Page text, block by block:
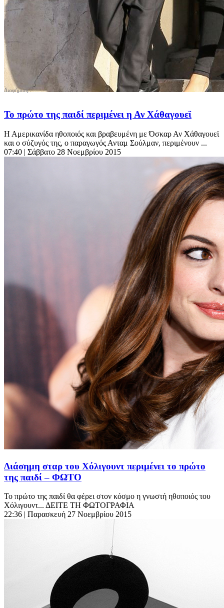
Το πρώτο της παιδί περιμένει η Αν Χάθαγουεϊ
Η Αμερικανίδα ηθοποιός και βραβευμένη με Όσκαρ Αν Χάθαγουεϊ
και ο σύζυγός της, ο παραγωγός Ανταμ Σούλμαν, περιμένουν ...
07:40 | Σάββατο 28 Νοεμβρίου 2015
Διάσημη σταρ του Χόλιγουντ περιμένει το πρώτο
της παιδί – ΦΩΤΟ
Το πρώτο της παιδί θα φέρει στον κόσμο η γνωστή ηθοποιός του
Χόλιγουντ... ΔΕΙΤΕ ΤΗ ΦΩΤΟΓΡΑΦΙΑ
22:36 | Παρασκευή 27 Νοεμβρίου 2015